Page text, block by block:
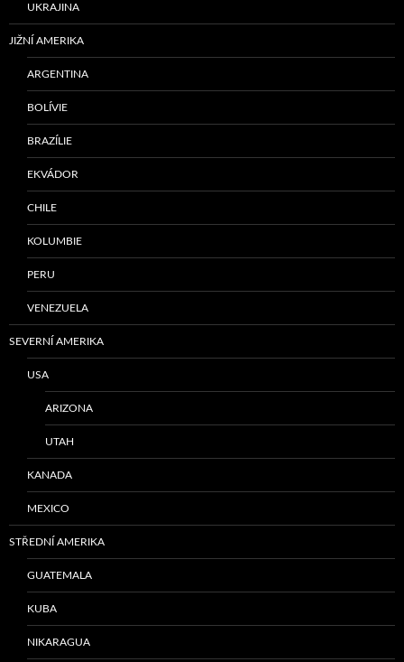
UKRAJINA
JIŽNÍ AMERIKA
ARGENTINA
BOLÍVIE
BRAZÍLIE
EKVÁDOR
CHILE
KOLUMBIE
PERU
VENEZUELA
SEVERNÍ AMERIKA
USA
ARIZONA
UTAH
KANADA
MEXICO
STŘEDNÍ AMERIKA
GUATEMALA
KUBA
NIKARAGUA